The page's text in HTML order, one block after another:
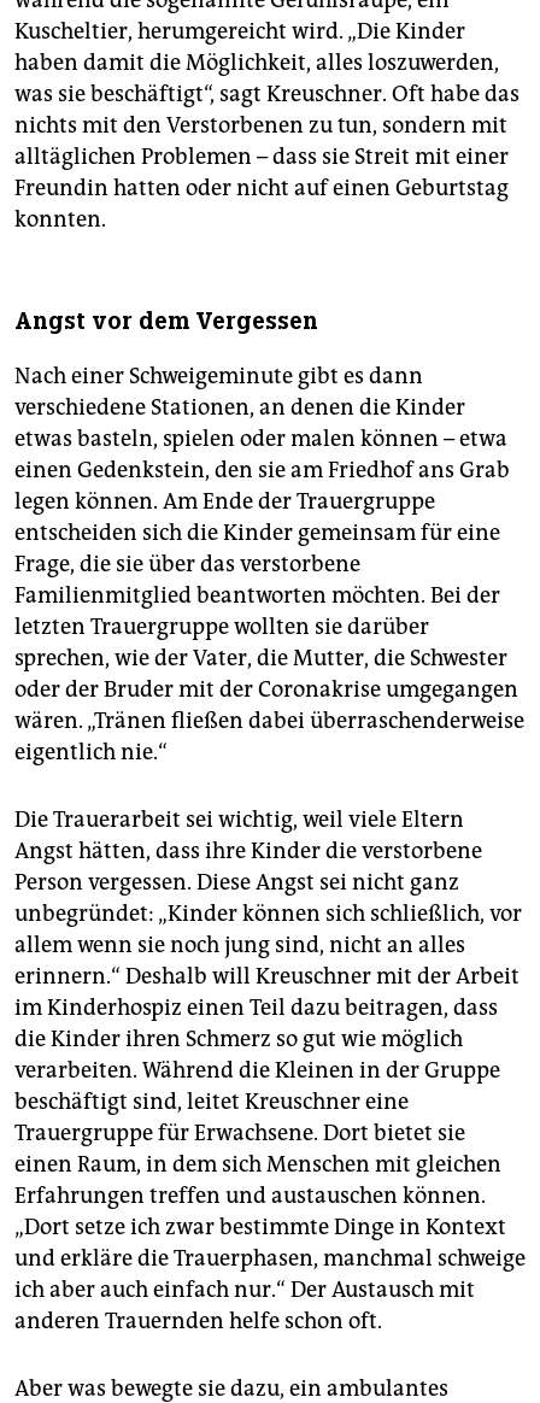
Kuscheltier, herumgereicht wird. „Die Kinder
haben damit die Möglichkeit, alles loszuwerden,
was sie beschäftigt“, sagt Kreuschner. Oft habe das
nichts mit den Verstorbenen zu tun, sondern mit
alltäglichen Problemen – dass sie Streit mit einer
Freundin hatten oder nicht auf einen Geburtstag
konnten.
Angst vor dem Vergessen
Nach einer Schweigeminute gibt es dann
verschiedene Stationen, an denen die Kinder
etwas basteln, spielen oder malen können – etwa
einen Gedenkstein, den sie am Friedhof ans Grab
legen können. Am Ende der Trauergruppe
entscheiden sich die Kinder gemeinsam für eine
Frage, die sie über das verstorbene
Familienmitglied beantworten möchten. Bei der
letzten Trauergruppe wollten sie darüber
sprechen, wie der Vater, die Mutter, die Schwester
oder der Bruder mit der Coronakrise umgegangen
wären. „Tränen fließen dabei überraschenderweise
eigentlich nie.“
Die Trauerarbeit sei wichtig, weil viele Eltern
Angst hätten, dass ihre Kinder die verstorbene
Person vergessen. Diese Angst sei nicht ganz
unbegründet: „Kinder können sich schließlich, vor
allem wenn sie noch jung sind, nicht an alles
erinnern.“ Deshalb will Kreuschner mit der Arbeit
im Kinderhospiz einen Teil dazu beitragen, dass
die Kinder ihren Schmerz so gut wie möglich
verarbeiten. Während die Kleinen in der Gruppe
beschäftigt sind, leitet Kreuschner eine
Trauergruppe für Erwachsene. Dort bietet sie
einen Raum, in dem sich Menschen mit gleichen
Erfahrungen treffen und austauschen können.
„Dort setze ich zwar bestimmte Dinge in Kontext
und erkläre die Trauerphasen, manchmal schweige
ich aber auch einfach nur.“ Der Austausch mit
anderen Trauernden helfe schon oft.
Aber was bewegte sie dazu, ein ambulantes